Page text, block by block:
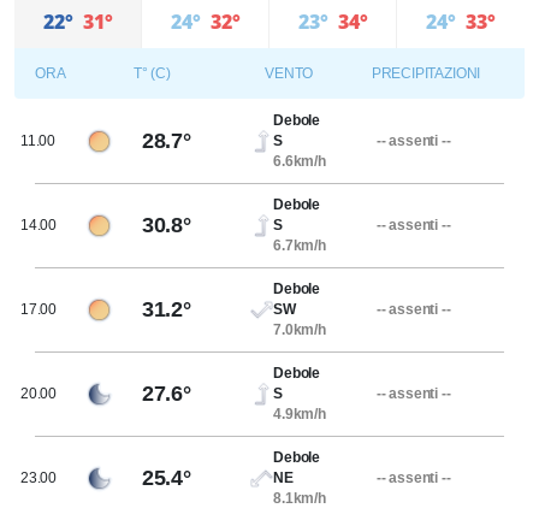
22° 31° 24° 32° 23° 34° 24° 33°
ORA T° (C) VENTO PRECIPITAZIONI
11.00 28.7°
Debole
S
6.6km/h
-- assenti --
14.00 30.8°
Debole
S
6.7km/h
-- assenti --
17.00 31.2°
Debole
SW
7.0km/h
-- assenti --
20.00 27.6°
Debole
S
4.9km/h
-- assenti --
23.00 25.4°
Debole
NE
8.1km/h
-- assenti --